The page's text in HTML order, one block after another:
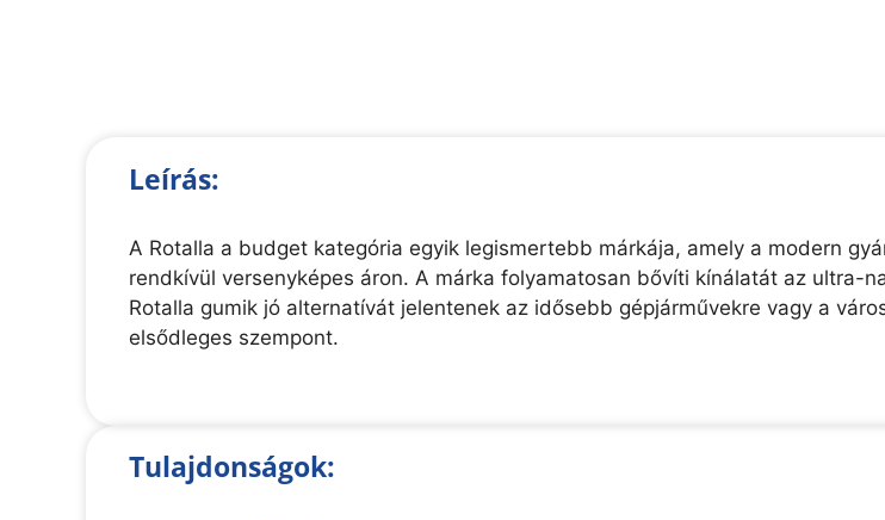
Leírás:
A Rotalla a budget kategória egyik legismertebb márkája, amely a modern
rendkívül versenyképes áron. A márka folyamatosan bővíti kínálatát az ultra-
Rotalla gumik jó alternatívát jelentenek az idősebb gépjárművekre vagy a
elsődleges szempont.
Tulajdonságok: